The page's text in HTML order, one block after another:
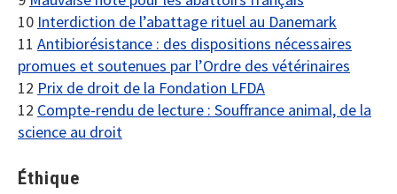
10 Interdiction de l’abattage rituel au Danemark
11 Antibiorésistance : des dispositions nécessaires
promues et soutenues par l’Ordre des vétérinaires
12 Prix de droit de la Fondation LFDA
12 Compte-rendu de lecture : Souffrance animal, de la
science au droit
Éthique